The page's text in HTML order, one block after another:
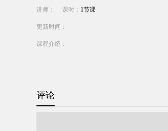
讲师： 课时： 1节课
更新时间：
课程介绍：
评论